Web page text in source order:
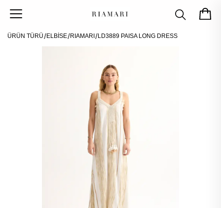
ÜRÜN TÜRÜ ELBİSE RIAMARI LD3889 PAISA LONG DRESS